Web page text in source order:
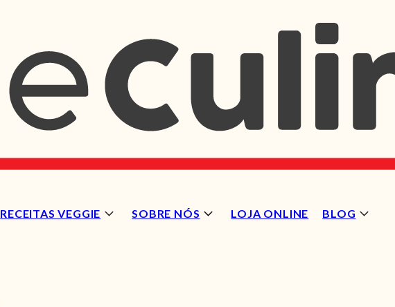
RECEITAS VEGGIE SOBRE NÓS LOJA ONLINE BLOG